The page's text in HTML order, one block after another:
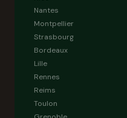
Nantes
Montpellier
Strasbourg
Bordeaux
Lille
Rennes
Reims
Toulon